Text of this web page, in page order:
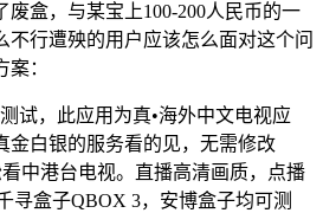
废盒，与某宝上100-200人民币的一
不行遭殃的用户应该怎么面对这个问
：
试，此应用为真•海外中文电视应
金白银的服务看的见，无需修改
中港台电视。直播高清画质，点播
寻盒子QBOX 3，安博盒子均可测